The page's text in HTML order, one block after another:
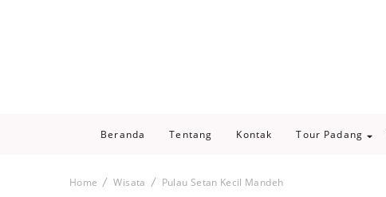
Beranda Tentang Kontak Tour Padang
Home Wisata Pulau Setan Kecil Mandeh